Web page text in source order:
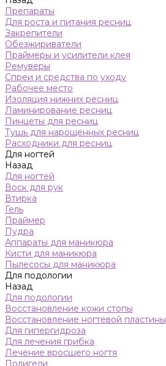
Препараты
Для роста и питания ресниц
Закрепители
Обезжириватели
Праймеры и усилители клея
Ремуверы
Спреи и средства по уходу
Рабочее место
Изоляция нижних ресниц
Ламинирование ресниц
Пинцеты для ресниц
Тушь для нарощенных ресниц
Расходники для ресниц
Для ногтей
Назад
Для ногтей
Воск для рук
Втирка
Гель
Праймер
Пудра
Аппараты для маникюра
Кисти для маникюра
Пылесосы для маникюра
Для подологии
Назад
Для подологии
Восстановление кожи стопы
Восстановление ногтевой пластины
Для гипергидроза
Для лечения грибка
Лечение вросшего ногтя
Полигели